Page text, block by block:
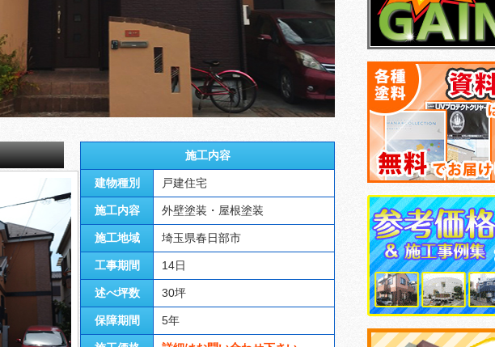
施工内容
建物種別 戸建住宅
施工内容 外壁塗装・屋根塗装
施工地域 埼玉県春日部市
工事期間 14日
述べ坪数 30坪
保障期間 5年